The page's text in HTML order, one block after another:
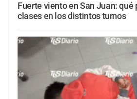
Fuerte viento en San Juan: qué
clases en los distintos turnos